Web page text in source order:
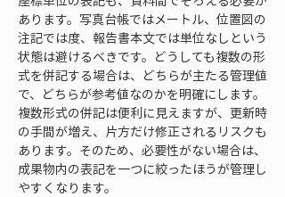
あります。写真台帳ではメートル、位置図の
注記では度、報告書本文では単位なしという
状態は避けるべきです。どうしても複数の形
式を併記する場合は、どちらが主たる管理値
で、どちらが参考値なのかを明確にします。
複数形式の併記は便利に見えますが、更新時
の手間が増え、片方だけ修正されるリスクも
あります。そのため、必要性がない場合は、
成果物内の表記を一つに絞ったほうが管理し
やすくなります。